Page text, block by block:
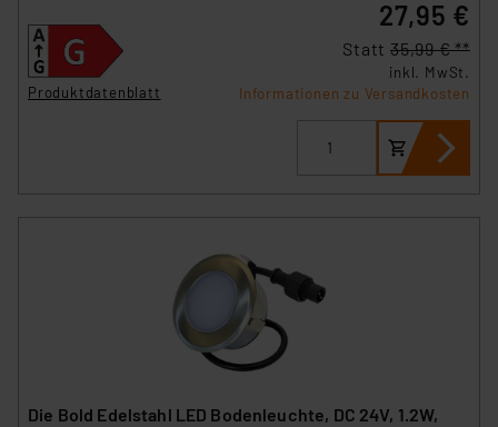
Produktdatenblatt
27,95 €
Statt 35,99 € **
inkl. MwSt.
Informationen zu Versandkosten
Die Bold Edelstahl LED Bodenleuchte, DC 24V, 1.2W,